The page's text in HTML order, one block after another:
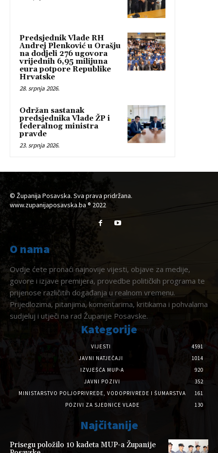
Predsjednik Vlade RH
Andrej Plenković u Orašju
na dodjeli 276 ugovora
vrijednih 6,95 milijuna
eura potpore Republike
Hrvatske
28. srpnja 2026.
Održan sastanak
predsjednika Vlade ŽP i
federalnog ministra
pravde
23. srpnja 2026.
© Županija Posavska. Sva prava pridržana.
www.zupanijaposavska.ba ® 2022
O nama
Ovdje ćete pronaći najnovije vijesti, objave za medije,
govore i izjave premijera, provedbe političkih programa te
prijenose različitih događanja u realnom vremenu.
Prijedlozima, pitanjima, komentarima, kritikama i pohvalama
sudjeluj i utječi na rad Županije Posavske.
Kategorije
VIJESTI
4591
JAVNI NATJEČAJI
1014
IZVJEŠĆA MUP-A
920
JAVNI POZIVI
352
MINISTARSTVO POLJOPRIVREDE, VODOPRIVREDE I ŠUMARSTVA
161
POZIVI ZA SJEDNICE VLADE
130
Najčitanije
Prisegu položilo 10 kadeta MUP-a Županije